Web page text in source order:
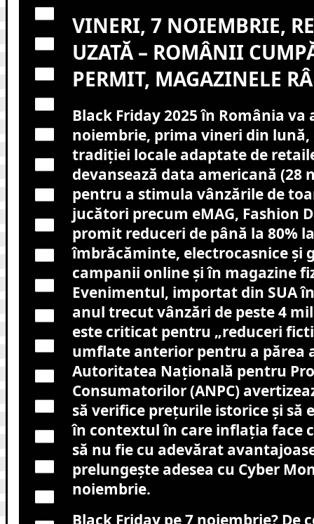
VINERI, 7 NOIEMBRIE,
UZATĂ – ROMÂNII
PERMIT, MAGAZINELE
Black Friday 2025 în România va
noiembrie, prima vineri din
tradiției locale adaptate de
devansează data americană (28
pentru a stimula vânzările de
jucători precum eMAG, Fashion
promit reduceri de până la 80%
îmbrăcăminte, electrocasnice și
campanii online și în magazine
Evenimentul, importat din SUA
anul trecut vânzări de peste 4
este criticat pentru „reduceri
umflate anterior pentru a părea
Autoritatea Națională pentru
Consumatorilor (ANPC)
să verifice prețurile istorice și să
în contextul în care inflația face
să nu fie cu adevărat
prelungește adesea cu Cyber
noiembrie.
Black Friday pe 7 noiembrie? De